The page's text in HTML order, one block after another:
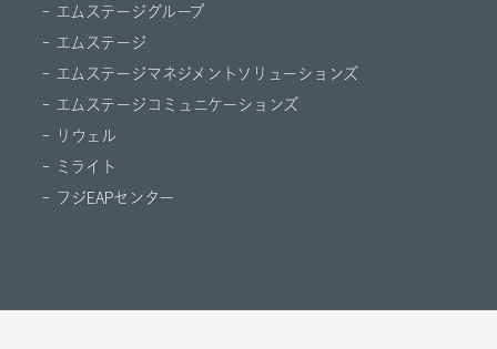
- エムステージグループ
- エムステージ
- エムステージマネジメントソリューションズ
- エムステージコミュニケーションズ
- リウェル
- ミライト
- フジEAPセンター